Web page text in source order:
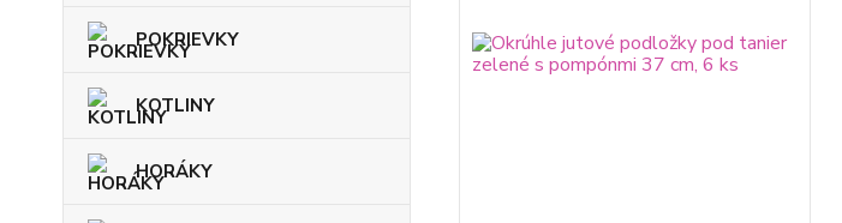
POKRIEVKY
KOTLINY
HORÁKY